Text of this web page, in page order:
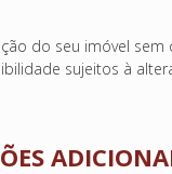
do seu imóvel sem
sujeitos à